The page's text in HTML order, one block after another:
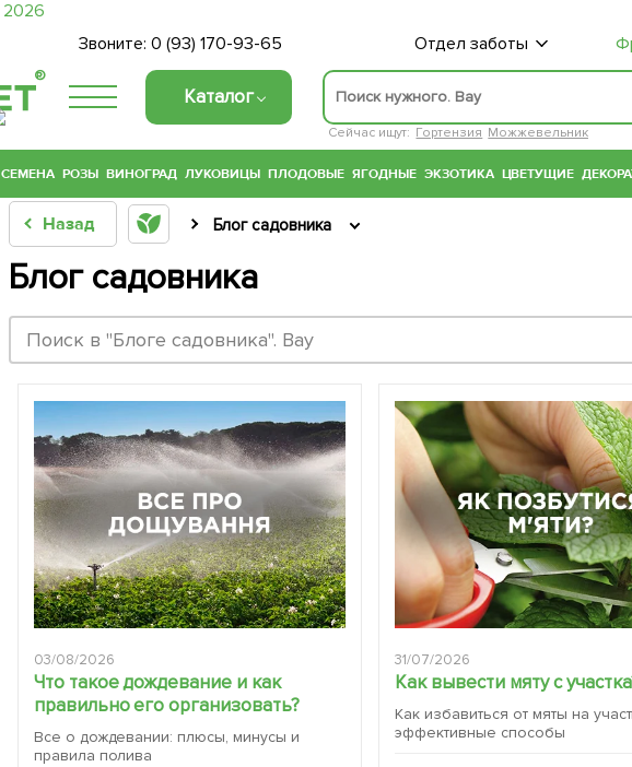
Звоните:0 (93) 170-93-65 Отдел заботы
®
Каталог
Сейчас ищут: Гортензия Можжевельник
СЕМЕНА РОЗЫ ВИНОГРАД ЛУКОВИЦЫ ПЛОДОВЫЕ ЯГОДНЫЕ ЭКЗОТИКА ЦВЕТУЩИЕ
Назад Блог садовника
Блог садовника
03/08/2026
Что такое дождевание и как
правильно его организовать?
Все о дождевании: плюсы, минусы и
правила полива
31/07/2026
Как вывести мяту с
Как избавиться от мяты на
эффективные способы